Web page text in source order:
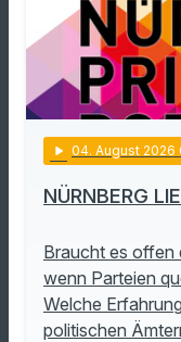
play_arrow 04. August 2026
NÜRNBERG
Braucht es offen
wenn Parteien
Welche
politischen